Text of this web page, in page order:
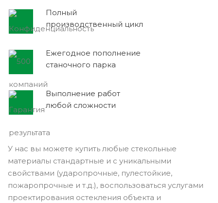
Полный
производственный цикл
Ежегодное пополнение
станочного парка
Выполнение работ
любой сложности
У нас вы можете купить любые стекольные
материалы стандартные и с уникальными
свойствами (ударопрочные, пулестойкие,
пожаропрочные и т.д.), воспользоваться услугами
проектирования остекления объекта и